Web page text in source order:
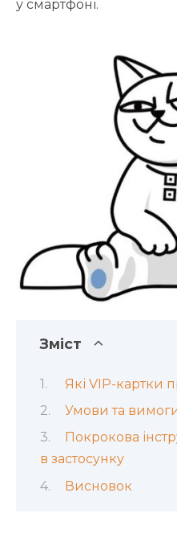
у смартфоні.
Зміст
Які VIP-картки
Умови та
Покрокова
в застосунку
Висновок